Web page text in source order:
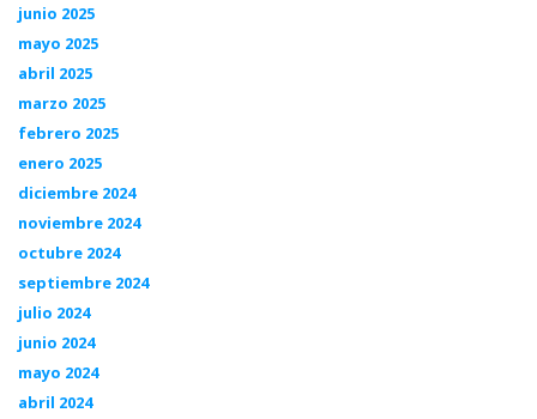
junio 2025
mayo 2025
abril 2025
marzo 2025
febrero 2025
enero 2025
diciembre 2024
noviembre 2024
octubre 2024
septiembre 2024
julio 2024
junio 2024
mayo 2024
abril 2024